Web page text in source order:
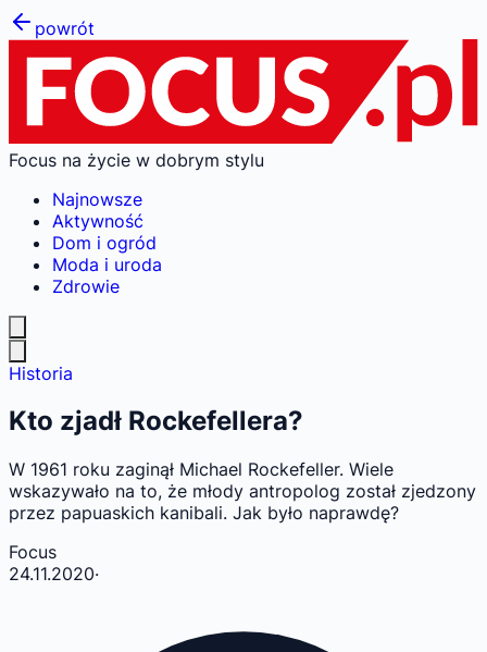
powrót
Focus na życie w dobrym stylu
Najnowsze
Aktywność
Dom i ogród
Moda i uroda
Zdrowie
Historia
Kto zjadł Rockefellera?
W 1961 roku zaginął Michael Rockefeller. Wiele
wskazywało na to, że młody antropolog został zjedzony
przez papuaskich kanibali. Jak było naprawdę?
Focus
24.11.2020·